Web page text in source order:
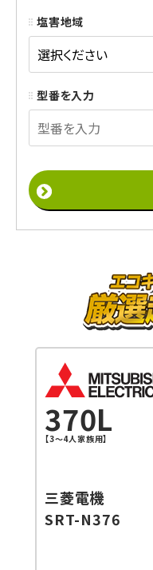
塩害地域
型番を入力
370L
【3～4人家族用】
三菱電機
SRT-N376